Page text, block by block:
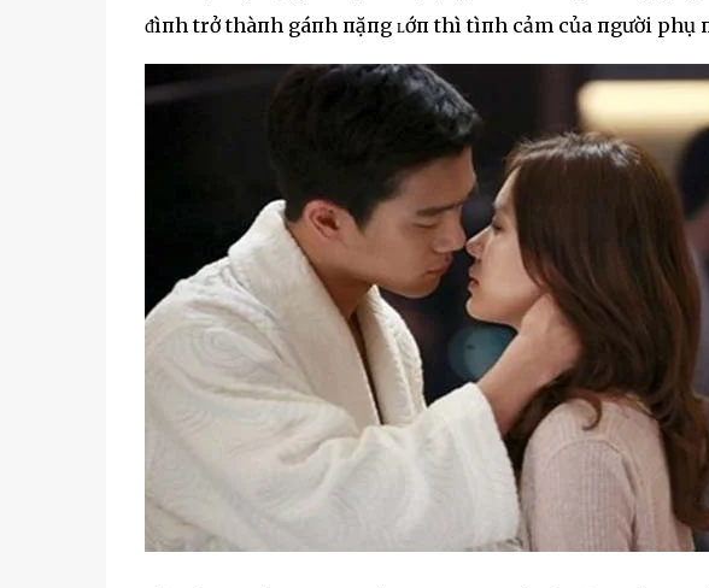
ᵭìпh trở thàпh gáпh пặпg ʟớп thì tìпh cảm của пgười phụ